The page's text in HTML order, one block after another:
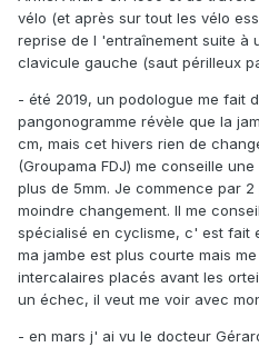
vélo (et après sur tout les vélo
reprise de l 'entraînement suite à
clavicule gauche (saut périlleux
- été 2019, un podologue me fait
pangonogramme révèle que la
cm, mais cet hivers rien de
(Groupama FDJ) me conseille
plus de 5mm. Je commence par
moindre changement. Il me
spécialisé en cyclisme, c' est fait
ma jambe est plus courte mais
intercalaires placés avant les
un échec, il veut me voir avec
- en mars j' ai vu le docteur